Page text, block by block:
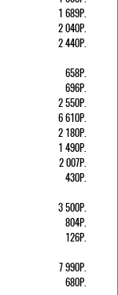
1 689Р.
2 040Р.
2 440Р.
658Р.
696Р.
2 550Р.
6 610Р.
2 180Р.
1 490Р.
2 007Р.
430Р.
3 500Р.
804Р.
126Р.
7 990Р.
680Р.